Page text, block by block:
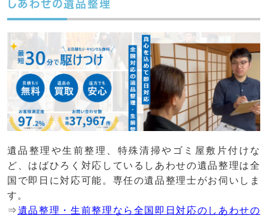
しあわせの遺品整理
遺品整理や生前整理、特殊清掃やゴミ屋敷片付けな
ど、はばひろく対応しているしあわせの遺品整理は全
国で即日に対応可能。専任の遺品整理士がお伺いしま
す。
⇒遺品整理・生前整理なら全国即日対応のしあわせの